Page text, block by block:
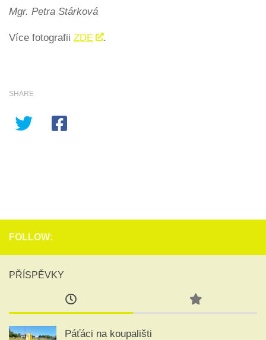
Mgr. Petra Stárková
Více fotografii ZDE .
SHARE
FOLLOW:
PŘÍSPĚVKY
Páťáci na koupališti